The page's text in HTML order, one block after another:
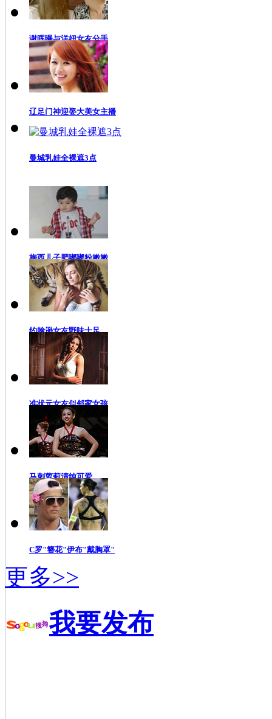
谢晖曝与洋妞女友分手
辽足门神迎娶大美女主播
曼城乳娃全裸遮3点
梅西儿子肥嘟嘟粉嫩嫩
约翰逊女友野味十足
准状元女友似邻家女孩
马刺萝莉清纯可爱
C罗"簪花"伊布"戴胸罩"
更多>>
我要发布